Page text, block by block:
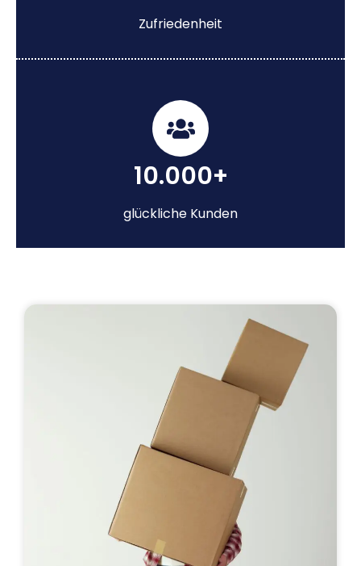
Zufriedenheit
10.000+
glückliche Kunden